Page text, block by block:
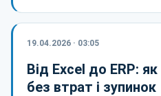
19.04.2026 · 03:05
Від Excel до ERP: як
без втрат і зупинок